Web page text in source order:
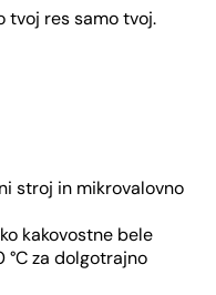
tvoj res samo tvoj.
stroj in mikrovalovno
kakovostne bele
°C za dolgotrajno